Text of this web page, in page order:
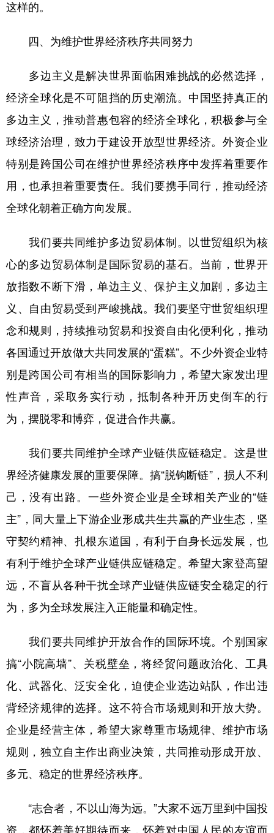
这样的。
四、为维护世界经济秩序共同努力
多边主义是解决世界面临困难挑战的必然选择，
经济全球化是不可阻挡的历史潮流。中国坚持真正的
多边主义，推动普惠包容的经济全球化，积极参与全
球经济治理，致力于建设开放型世界经济。外资企业
特别是跨国公司在维护世界经济秩序中发挥着重要作
用，也承担着重要责任。我们要携手同行，推动经济
全球化朝着正确方向发展。
我们要共同维护多边贸易体制。以世贸组织为核
心的多边贸易体制是国际贸易的基石。当前，世界开
放指数不断下滑，单边主义、保护主义加剧，多边主
义、自由贸易受到严峻挑战。我们要坚守世贸组织理
念和规则，持续推动贸易和投资自由化便利化，推动
各国通过开放做大共同发展的“蛋糕”。不少外资企业特
别是跨国公司有相当的国际影响力，希望大家发出理
性声音，采取务实行动，抵制各种开历史倒车的行
为，摆脱零和博弈，促进合作共赢。
我们要共同维护全球产业链供应链稳定。这是世
界经济健康发展的重要保障。搞“脱钩断链”，损人不利
己，没有出路。一些外资企业是全球相关产业的“链
主”，同大量上下游企业形成共生共赢的产业生态，坚
守契约精神、扎根东道国，有利于自身长远发展，也
有利于维护全球产业链供应链稳定。希望大家登高望
远，不盲从各种干扰全球产业链供应链安全稳定的行
为，多为全球发展注入正能量和确定性。
我们要共同维护开放合作的国际环境。个别国家
搞“小院高墙”、关税壁垒，将经贸问题政治化、工具
化、武器化、泛安全化，迫使企业选边站队，作出违
背经济规律的选择。这不符合市场规则和开放大势。
企业是经营主体，希望大家尊重市场规律、维护市场
规则，独立自主作出商业决策，共同推动形成开放、
多元、稳定的世界经济秩序。
“志合者，不以山海为远。”大家不远万里到中国投
资，都怀着美好期待而来，怀着对中国人民的友谊而